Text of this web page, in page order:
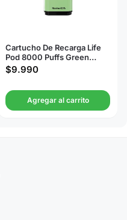
Cartucho De Recarga Life
Pod 8000 Puffs Green
Grape Ice
$9.990
Agregar al carrito